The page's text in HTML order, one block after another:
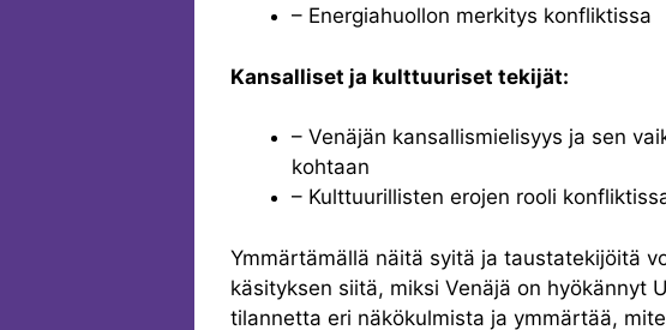
– Energiahuollon merkitys konfliktissa
Kansalliset ja kulttuuriset tekijät:
– Venäjän kansallismielisyys ja sen
kohtaan
– Kulttuurillisten erojen rooli
Ymmärtämällä näitä syitä ja taustatekijöitä
käsityksen siitä, miksi Venäjä on hyökännyt
tilannetta eri näkökulmista ja ymmärtää,